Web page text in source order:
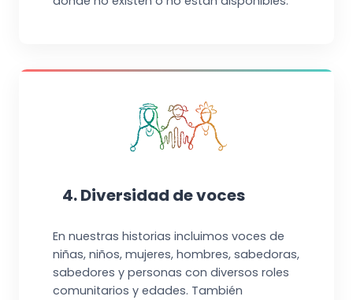
4. Diversidad de voces
En nuestras historias incluimos voces de
niñas, niños, mujeres, hombres, sabedoras,
sabedores y personas con diversos roles
comunitarios y edades. También